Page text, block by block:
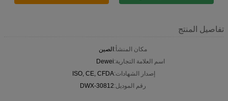
تفاصيل المنتج
مكان المنشأ:الصين
اسم العلامة التجارية:Dewei
إصدار الشهادات:ISO, CE, CFDA
رقم الموديل:DWX-30812